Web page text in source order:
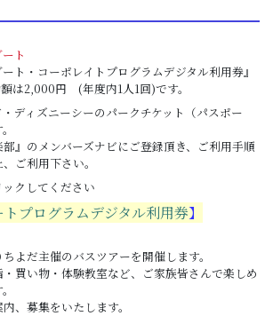
ト
ト・コーポレイトプログラムデジタル利用券』
は2,000円 (年度内1人1回)です。
ディズニーシーのパークチケット（パスポー
部』のメンバーズナビにご登録頂き、ご利用手順
ご利用下さい。
クしてください
プログラムデジタル利用券】
よだ主催のバスツアーを開催します。
買い物・体験教室など、ご家族皆さんで楽しめ
、募集をいたします。